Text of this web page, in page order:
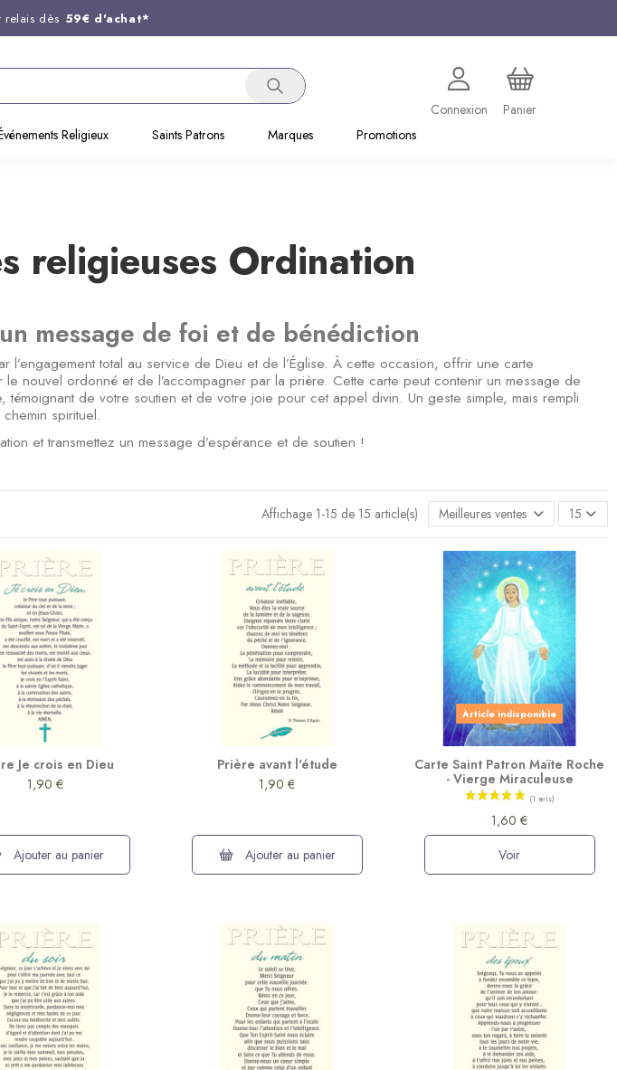
relais dès 59€ d'achat*
au
le jour même !
Connexion
Panier
Religieux Saints Patrons Marques Promotions
religieuses Ordination
message de foi et de bénédiction
l’engagement total au service de Dieu et de l’Église. À cette occasion, offrir une carte
nouvel ordonné et de l’accompagner par la prière. Cette carte peut contenir un message de
de votre soutien et de votre joie pour cet appel divin. Un geste simple, mais rempli
spirituel.
et transmettez un message d’espérance et de soutien !
Affichage 1-15 de 15 article(s) Meilleures ventes en premier
15
Je crois en Dieu
1,90 €
Ajouter au panier
Prière avant l'étude
1,90 €
Ajouter au panier
Article indisponible
Carte Saint Patron Maïte Roche
- Vierge Miraculeuse
1,60 €
Voir